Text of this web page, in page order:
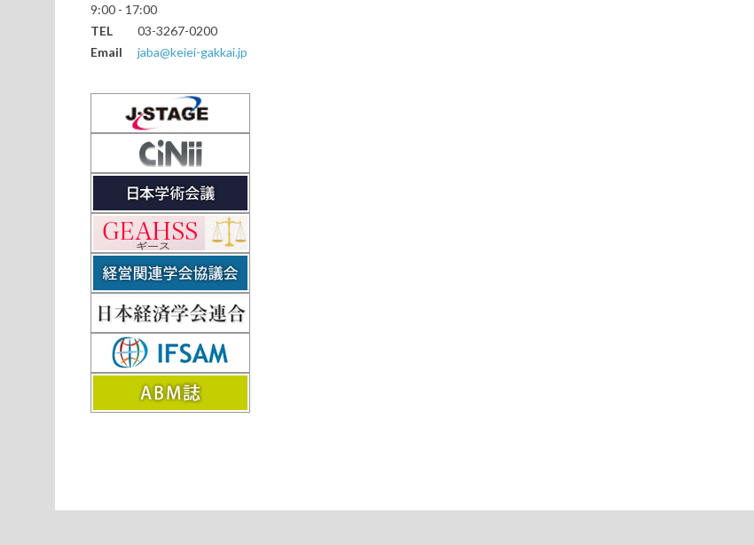
9:00 - 17:00
TEL 03-3267-0200
Email jaba@keiei-gakkai.jp